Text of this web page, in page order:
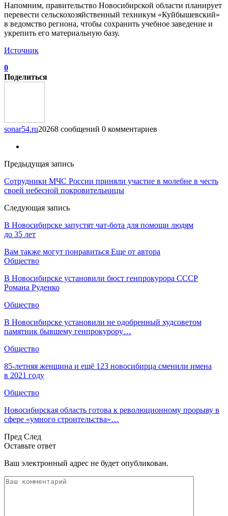
Напомним, правительство Новосибирской области планирует
перевести сельскохозяйственный техникум «Куйбышевский»
в ведомство региона, чтобы сохранить учебное заведение и
укрепить его материальную базу.
Источник
0
Поделиться
sonar54.ru20268 сообщений 0 комментариев
Предыдущая запись
Сотрудники МЧС России приняли участие в молебне в честь
своей небесной покровительницы
Следующая запись
В Новосибирске запустят чат-бота для помощи людям
до 35 лет
Вам также могут понравиться Еще от автора
Общество
В Новосибирске установили бюст генпрокурора СССР
Романа Руденко
Общество
В Новосибирске установили не одобренный худсоветом
памятник бывшему генпрокурору…
Общество
85-летняя женщина и ещё 123 новосибирца сменили имена
в 2021 году
Общество
Новосибирская область готова к революционному прорыву в
сфере «умного строительства»…
Пред След
Оставьте ответ
Ваш электронный адрес не будет опубликован.